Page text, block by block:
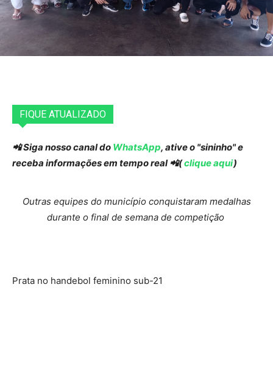
FIQUE ATUALIZADO
📲 Siga nosso canal do WhatsApp, ative o "sininho" e
receba informações em tempo real 📲(clique aqui)
Outras equipes do município conquistaram medalhas
durante o final de semana de competição
Prata no handebol feminino sub-21